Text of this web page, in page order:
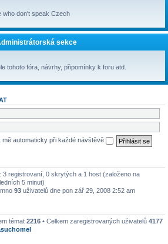
who don't speak Czech
sekce
tohoto fóra, návrhy, připomínky k foru atd.
mě automaticky při každé návštěvě
3 registrovaní, 0 skrytých a 1 host (založeno na
5 minut)
93 uživatelů dne pon zář 29, 2008 2:52 am
témat 2216 • Celkem zaregistrovaných uživatelů 4177